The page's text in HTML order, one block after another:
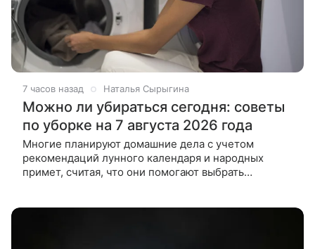
7 часов назад Наталья Сырыгина
Можно ли убираться сегодня: советы
по уборке на 7 августа 2026 года
Многие планируют домашние дела с учетом
рекомендаций лунного календаря и народных
примет, считая, что они помогают выбрать